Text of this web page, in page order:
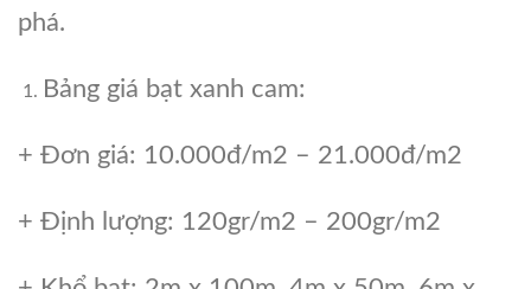
phá.
Bảng giá bạt xanh cam:
+ Đơn giá: 10.000đ/m2 – 21.000đ/m2
+ Định lượng: 120gr/m2 – 200gr/m2